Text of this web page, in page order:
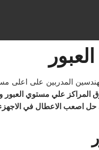
المراكز علي مستوي
حل اصعب الاعطال في